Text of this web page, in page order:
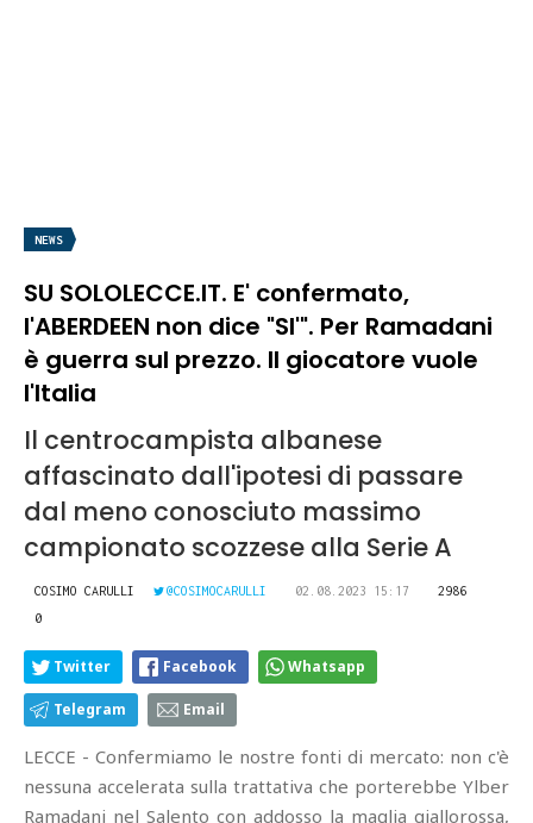
NEWS
SU SOLOLECCE.IT. E' confermato,
l'ABERDEEN non dice "SI'". Per Ramadani
è guerra sul prezzo. Il giocatore vuole
l'Italia
Il centrocampista albanese
affascinato dall'ipotesi di passare
dal meno conosciuto massimo
campionato scozzese alla Serie A
COSIMO CARULLI @COSIMOCARULLI 02.08.2023 15:17
2986
0
Twitter Facebook Whatsapp
Telegram Email
LECCE - Confermiamo le nostre fonti di mercato: non c'è
nessuna accelerata sulla trattativa che porterebbe Ylber
Ramadani nel Salento con addosso la maglia giallorossa,